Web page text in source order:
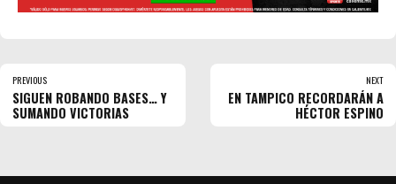
PREVIOUS
SIGUEN ROBANDO BASES… Y
SUMANDO VICTORIAS
NEXT
EN TAMPICO RECORDARÁN A
HÉCTOR ESPINO